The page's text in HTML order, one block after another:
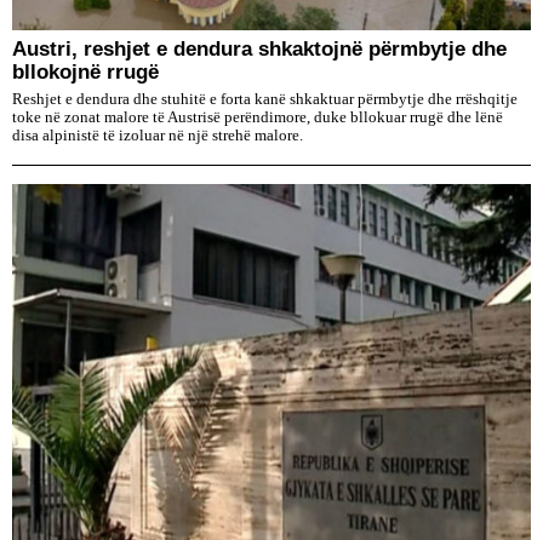
Austri, reshjet e dendura shkaktojnë përmbytje dhe
bllokojnë rrugë
Reshjet e dendura dhe stuhitë e forta kanë shkaktuar përmbytje dhe rrëshqitje
toke në zonat malore të Austrisë perëndimore, duke bllokuar rrugë dhe lënë
disa alpinistë të izoluar në një strehë malore.